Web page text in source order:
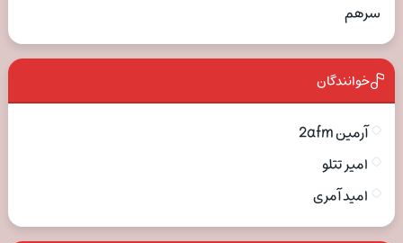
سرهم
خوانندگان
آرمین 2afm
امیر تتلو
امید آمری